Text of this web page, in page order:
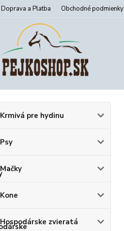
Doprava a Platba Obchodné podmienky
Krmivá pre hydinu
Psy
Mačky
Kone
Hospodárske zvieratá